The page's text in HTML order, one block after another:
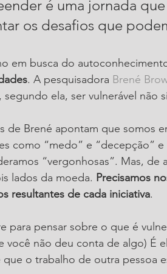
é uma jornada
os desafios que
em busca do
. A pesquisadora Brené
segundo ela, ser vulnerável não
de Brené apontam que somos
como “medo” e “decepção”
“vergonhosas”. Mas,
lados da moeda. Precisamos
resultantes de cada iniciativa.
para pensar sobre o que é
você não deu conta de algo) É
que o trabalho de outra pessoa